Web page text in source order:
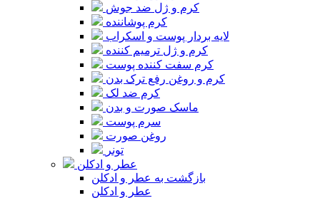
کرم و ژل ضد جوش
کرم پوشاننده
لایه بردار پوست و اسکراب
کرم و ژل ترمیم کننده
کرم سفت کننده پوست
کرم و روغن رفع ترک بدن
کرم ضد لک
ماسک صورت و بدن
سرم پوست
روغن صورت
تونر
عطر و ادکلن
بازگشت به عطر و ادکلن
عطر و ادکلن